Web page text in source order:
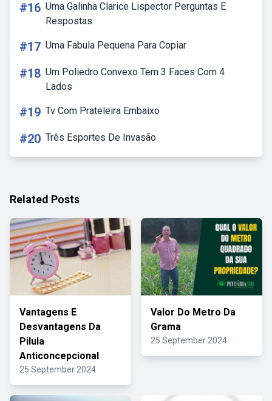
#16 Uma Galinha Clarice Lispector Perguntas E
Respostas
#17 Uma Fabula Pequena Para Copiar
#18 Um Poliedro Convexo Tem 3 Faces Com 4
Lados
#19 Tv Com Prateleira Embaixo
#20 Três Esportes De Invasão
Related Posts
Vantagens E
Desvantagens Da
Pilula
Anticoncepcional
25 September 2024
Valor Do Metro Da
Grama
25 September 2024